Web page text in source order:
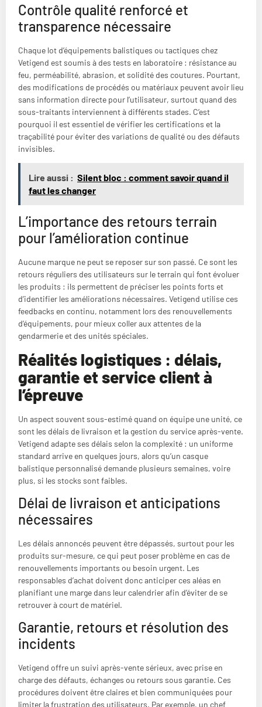
Contrôle qualité renforcé et
transparence nécessaire
Chaque lot d’équipements balistiques ou tactiques chez
Vetigend est soumis à des tests en laboratoire : résistance au
feu, perméabilité, abrasion, et solidité des coutures. Pourtant,
des modifications de procédés ou matériaux peuvent avoir lieu
sans information directe pour l’utilisateur, surtout quand des
sous-traitants interviennent à différents stades. C’est
pourquoi il est essentiel de vérifier les certifications et la
traçabilité pour éviter des variations de qualité ou des défauts
invisibles.
Lire aussi : Silent bloc : comment savoir quand il
faut les changer
L’importance des retours terrain
pour l’amélioration continue
Aucune marque ne peut se reposer sur son passé. Ce sont les
retours réguliers des utilisateurs sur le terrain qui font évoluer
les produits : ils permettent de préciser les points forts et
d’identifier les améliorations nécessaires. Vetigend utilise ces
feedbacks en continu, notamment lors des renouvellements
d’équipements, pour mieux coller aux attentes de la
gendarmerie et des unités spéciales.
Réalités logistiques : délais,
garantie et service client à
l’épreuve
Un aspect souvent sous-estimé quand on équipe une unité, ce
sont les délais de livraison et la gestion du service après-vente.
Vetigend adapte ses délais selon la complexité : un uniforme
standard arrive en quelques jours, alors qu’un casque
balistique personnalisé demande plusieurs semaines, voire
plus, si les stocks sont faibles.
Délai de livraison et anticipations
nécessaires
Les délais annoncés peuvent être dépassés, surtout pour les
produits sur-mesure, ce qui peut poser problème en cas de
renouvellements importants ou besoin urgent. Les
responsables d’achat doivent donc anticiper ces aléas en
planifiant une marge dans leur calendrier afin d’éviter de se
retrouver à court de matériel.
Garantie, retours et résolution des
incidents
Vetigend offre un suivi après-vente sérieux, avec prise en
charge des défauts, échanges ou retours sous garantie. Ces
procédures doivent être claires et bien communiquées pour
limiter la frustration des utilisateurs. Par exemple, un chef